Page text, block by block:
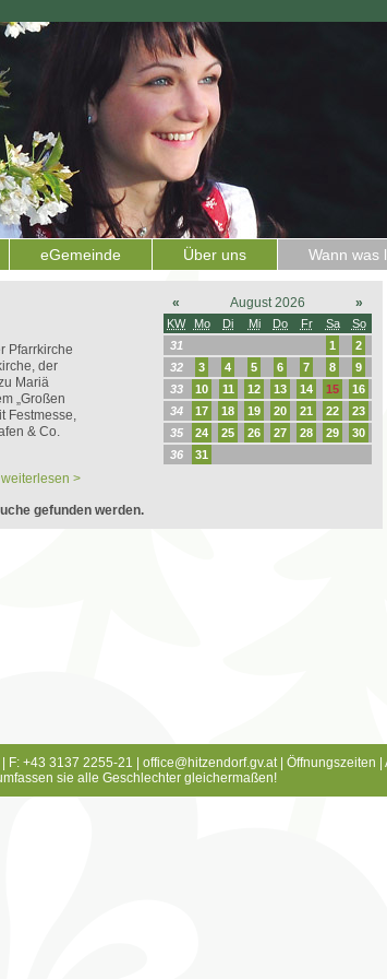
eGemeinde Über uns Wann was
Pfarrkirche
der
Mariä
„Großen
Festmesse,
& Co.
weiterlesen >
« August 2026 »
KW Mo Di Mi Do Fr Sa
So
31
1
2
32
3 4 5 6 7 8
9
33
10 11 12 13 14 15
16
34
17 18 19 20 21 22
23
35
24 25 26 27 28 29
30
36
31
gefunden werden.
F: +43 3137 2255-21 | office@hitzendorf.gv.at| Öffnungszeiten
sie alle Geschlechter gleichermaßen!